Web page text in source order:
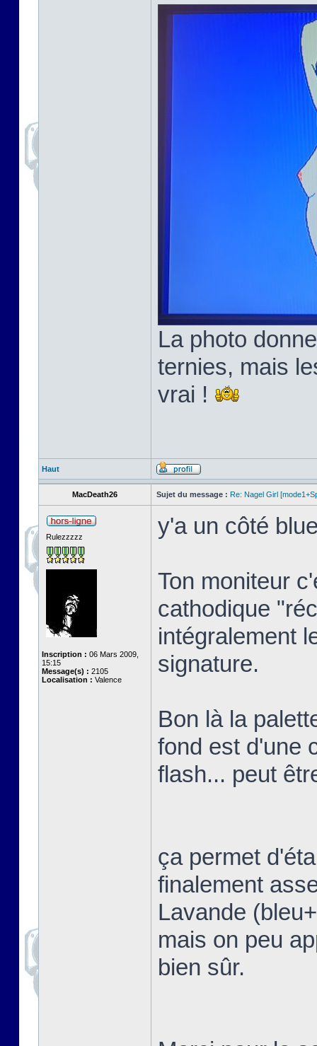
La photo
ternies, mais
vrai !
Haut
MacDeath26 Sujet du message : Re: Nagel Girl
Rulezzzzz
Inscription : 06 Mars 2009,
15:15
Message(s) : 2105
Localisation : Valence
y'a un côté
Ton moniteur
cathodique
intégralement
signature.
Bon là la
fond est d'une
flash... peut
ça permet
finalement
Lavande
mais on peu
bien sûr.